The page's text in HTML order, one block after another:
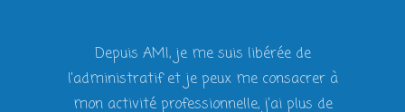
Ce que j’apprécie le plus chez A.M.I c’est